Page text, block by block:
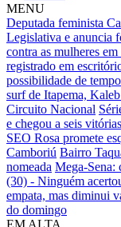
MENU
Deputada feminista
Legislativa e anuncia
contra as mulheres
registrado em
possibilidade de
surf de Itapema,
Circuito Nacional
e chegou a seis
SEO Rosa promete
Camboriú Bairro
nomeada Mega-Sena:
(30) - Ninguém
empata, mas diminui
do domingo
EM ALTA